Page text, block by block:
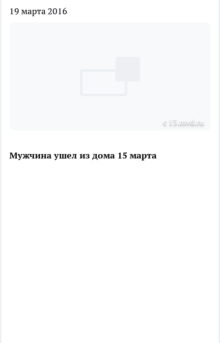
19 марта 2016
с 13.mvd.ru
Мужчина ушел из дома 15 марта